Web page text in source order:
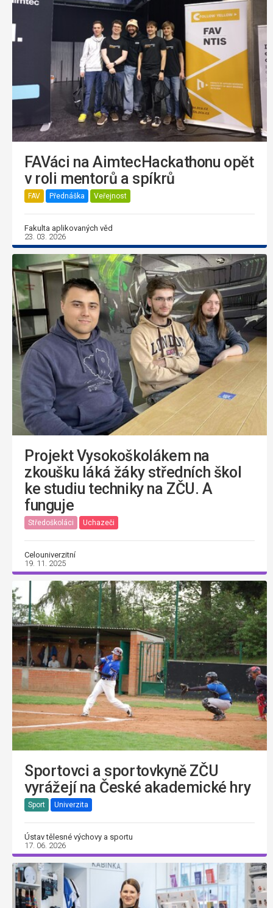
FAVáci na AimtecHackathonu opět
v roli mentorů a spíkrů
FAV Přednáška Veřejnost
Fakulta aplikovaných věd
23. 03. 2026
Projekt Vysokoškolákem na
zkoušku láká žáky středních škol
ke studiu techniky na ZČU. A
funguje
Středoškoláci Uchazeči
Celouniverzitní
19. 11. 2025
Sportovci a sportovkyně ZČU
vyrážejí na České akademické hry
Sport Univerzita
Ústav tělesné výchovy a sportu
17. 06. 2026